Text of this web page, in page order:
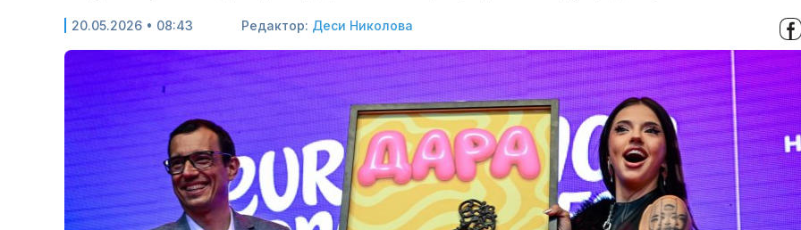
20.05.2026 • 08:43 Редактор: Деси Николова